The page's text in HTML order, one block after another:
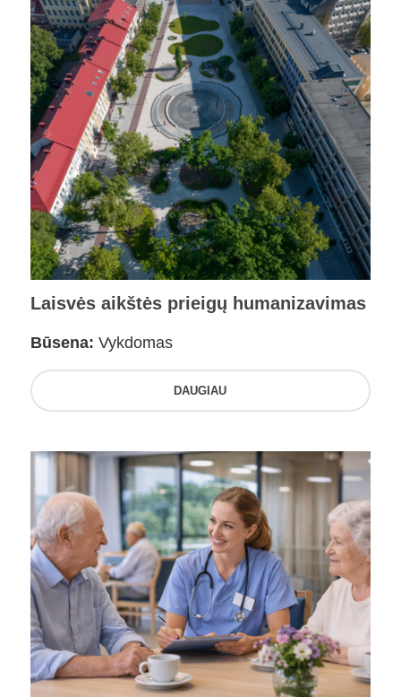
Laisvės aikštės prieigų humanizavimas
Būsena: Vykdomas
DAUGIAU